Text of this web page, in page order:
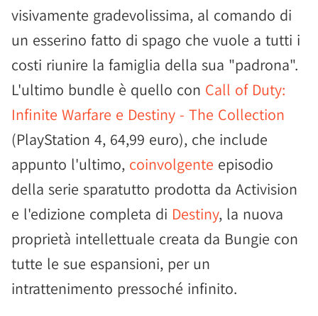
visivamente gradevolissima, al comando di
un esserino fatto di spago che vuole a tutti i
costi riunire la famiglia della sua "padrona".
L'ultimo bundle è quello con Call of Duty:
Infinite Warfare e Destiny - The Collection
(PlayStation 4, 64,99 euro), che include
appunto l'ultimo, coinvolgente episodio
della serie sparatutto prodotta da Activision
e l'edizione completa di Destiny, la nuova
proprietà intellettuale creata da Bungie con
tutte le sue espansioni, per un
intrattenimento pressoché infinito.